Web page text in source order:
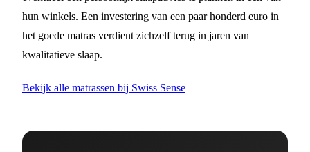
hun winkels. Een investering van een paar honderd euro in
het goede matras verdient zichzelf terug in jaren van
kwalitatieve slaap.
Bekijk alle matrassen bij Swiss Sense